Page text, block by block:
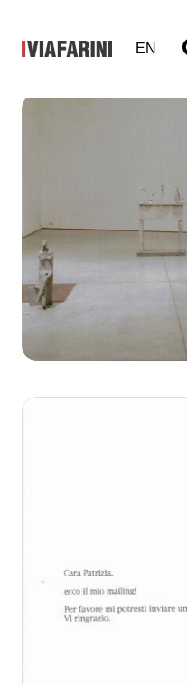
EN
16 - 30 aprile 1999